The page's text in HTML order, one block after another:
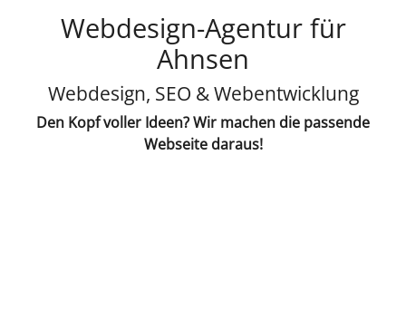
Webdesign-Agentur für
Ahnsen
Webdesign, SEO & Webentwicklung
Den Kopf voller Ideen? Wir machen die passende
Webseite daraus!